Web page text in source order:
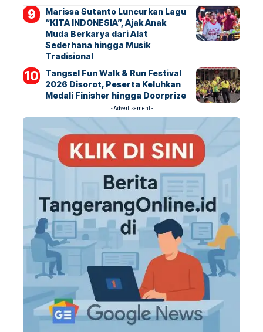
Marissa Sutanto Luncurkan Lagu
“KITA INDONESIA”, Ajak Anak
Muda Berkarya dari Alat
Sederhana hingga Musik
Tradisional
Tangsel Fun Walk & Run Festival
2026 Disorot, Peserta Keluhkan
Medali Finisher hingga Doorprize
- Advertisement -